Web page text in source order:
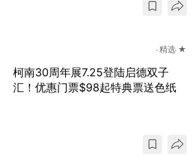
精选 ★
柯南30周年展7.25登陆启德双子
汇！优惠门票$98起特典票送色纸